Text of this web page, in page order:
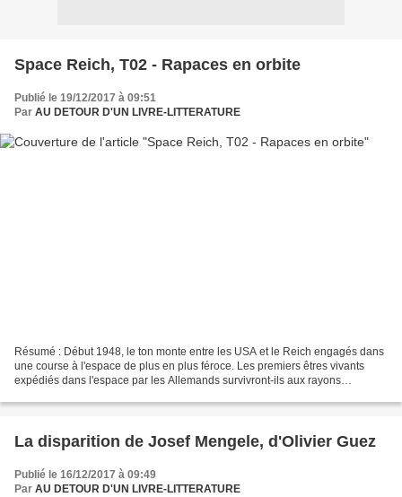
Space Reich, T02 - Rapaces en orbite
Publié le 19/12/2017 à 09:51
Par AU DETOUR D'UN LIVRE-LITTERATURE
Résumé : Début 1948, le ton monte entre les USA et le Reich engagés dans
une course à l'espace de plus en plus féroce. Les premiers êtres vivants
expédiés dans l'espace par les Allemands survivront-ils aux rayons
La disparition de Josef Mengele, d'Olivier Guez
Publié le 16/12/2017 à 09:49
Par AU DETOUR D'UN LIVRE-LITTERATURE